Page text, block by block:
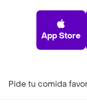
App Store
Pide tu comida